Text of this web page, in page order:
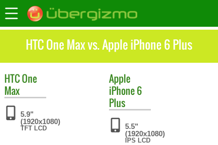
HTC One Max vs. Apple iPhone 6 Plus
HTCOne
Max
5.9"
(1920x1080)
TFT LCD
Apple
iPhone 6
Plus
5.5"
(1920x1080)
IPS LCD